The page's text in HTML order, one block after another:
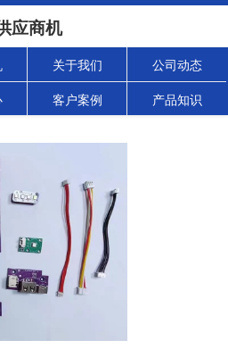
应商机
关于我们 公司动态
客户案例 产品知识